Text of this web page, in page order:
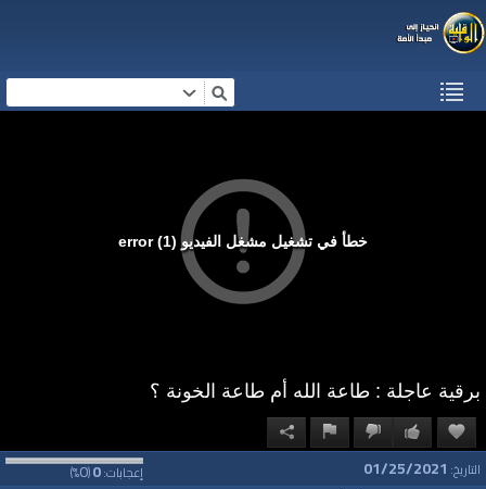
خطأ في تشغيل مشغل الفيديو (1) error
برقية عاجلة : طاعة الله أم طاعة الخونة ؟
إعجابات:0
(
0
%) التاريخ: 01/25/2021